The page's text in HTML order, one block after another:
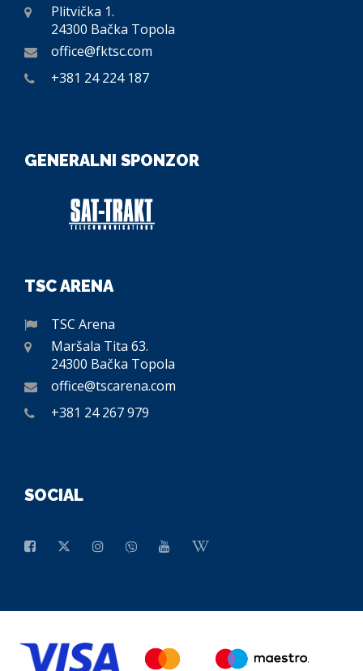
Plitvička 1.
24300 Bačka Topola
office@fktsc.com
+381 24 224 187
GENERALNI SPONZOR
TSC ARENA
TSC Arena
Maršala Tita 63.
24300 Bačka Topola
office@tscarena.com
+381 24 267 979
SOCIAL